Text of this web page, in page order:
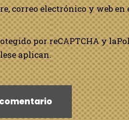
correo electrónico y web
por reCAPTCHA y la
se aplican.